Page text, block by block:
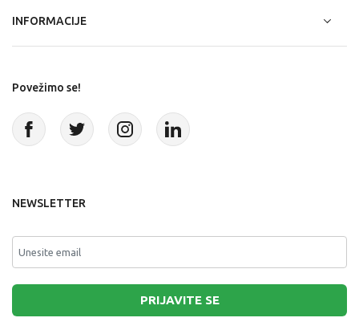
INFORMACIJE
Povežimo se!
NEWSLETTER
PRIJAVITE SE